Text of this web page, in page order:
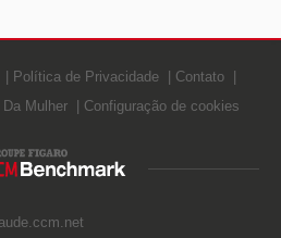
Política de Privacidade
Contato
Mulher Configuração de cookies